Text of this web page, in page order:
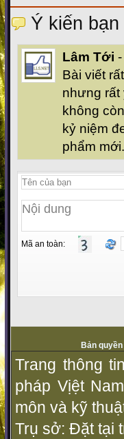
Ý kiến bạn
Lâm Tới -
Bài viết
nhưng rất
không
kỷ niệm
phẩm mới.
Mã an toàn:
Bản
Trang thông
pháp Vịệt
môn và kỹ
Trụ sở: Đặt tại